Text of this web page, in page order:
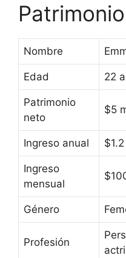
Nombre
Edad 22
Patrimonio
neto
$5
Ingreso anual
Ingreso
mensual
Género
Profesión